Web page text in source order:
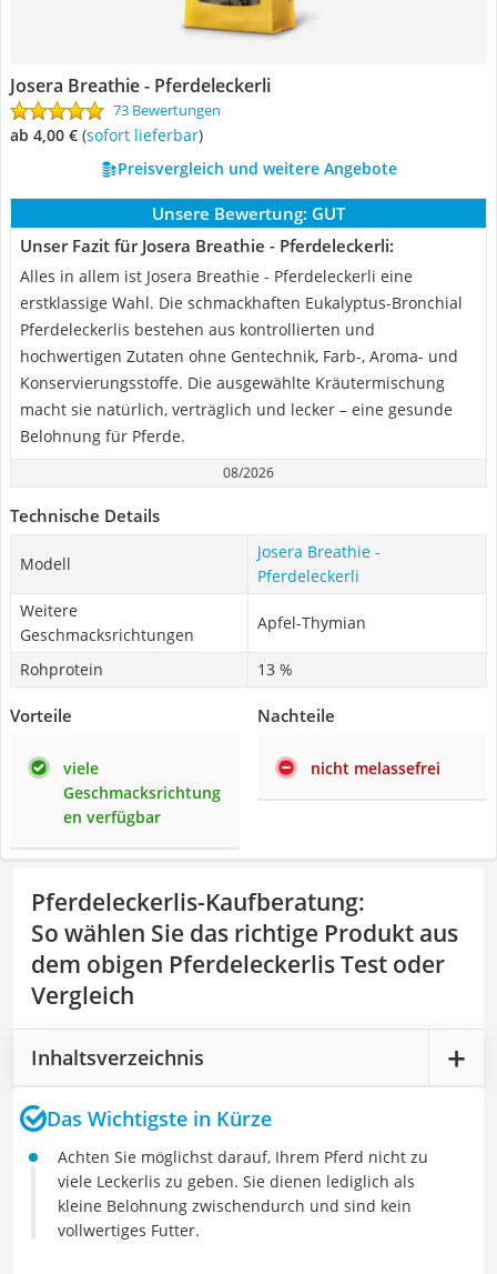
Josera Breathie - Pferdeleckerli
73 Bewertungen
ab 4,00 € ( Sofort lieferbar)
Preisvergleich und weitere Angebote
Unsere Bewertung: GUT
Unser Fazit für Josera Breathie - Pferdeleckerli:
Alles in allem ist Josera Breathie - Pferdeleckerli eine
erstklassige Wahl. Die schmackhaften Eukalyptus-Bronchial
Pferdeleckerlis bestehen aus kontrollierten und
hochwertigen Zutaten ohne Gentechnik, Farb-, Aroma- und
Konservierungsstoffe. Die ausgewählte Kräutermischung
macht sie natürlich, verträglich und lecker – eine gesunde
Belohnung für Pferde.
08/2026
Technische Details
Modell
Josera Breathie -
Pferdeleckerli
Weitere
Geschmacksrichtungen
Apfel-Thymian
Rohprotein 13 %
Vorteile
viele
Geschmacksrichtung
en verfügbar
Nachteile
nicht melassefrei
Pferdeleckerlis-Kaufberatung:
So wählen Sie das richtige Produkt aus
dem obigen Pferdeleckerlis Test oder
Vergleich
Inhaltsverzeichnis
Das Wichtigste in Kürze
Achten Sie möglichst darauf, Ihrem Pferd nicht zu
viele Leckerlis zu geben. Sie dienen lediglich als
kleine Belohnung zwischendurch und sind kein
vollwertiges Futter.